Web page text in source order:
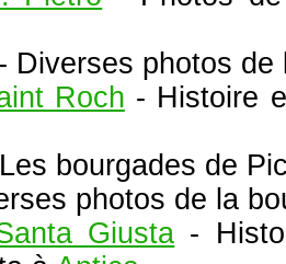
- Diverses photos de
Roch - Histoire
bourgades de
photos de la
Giusta -